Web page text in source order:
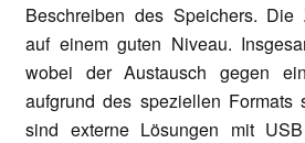
Beschreiben des Speichers. Die
auf einem guten Niveau.
wobei der Austausch gegen
aufgrund des speziellen Formats
sind externe Lösungen mit